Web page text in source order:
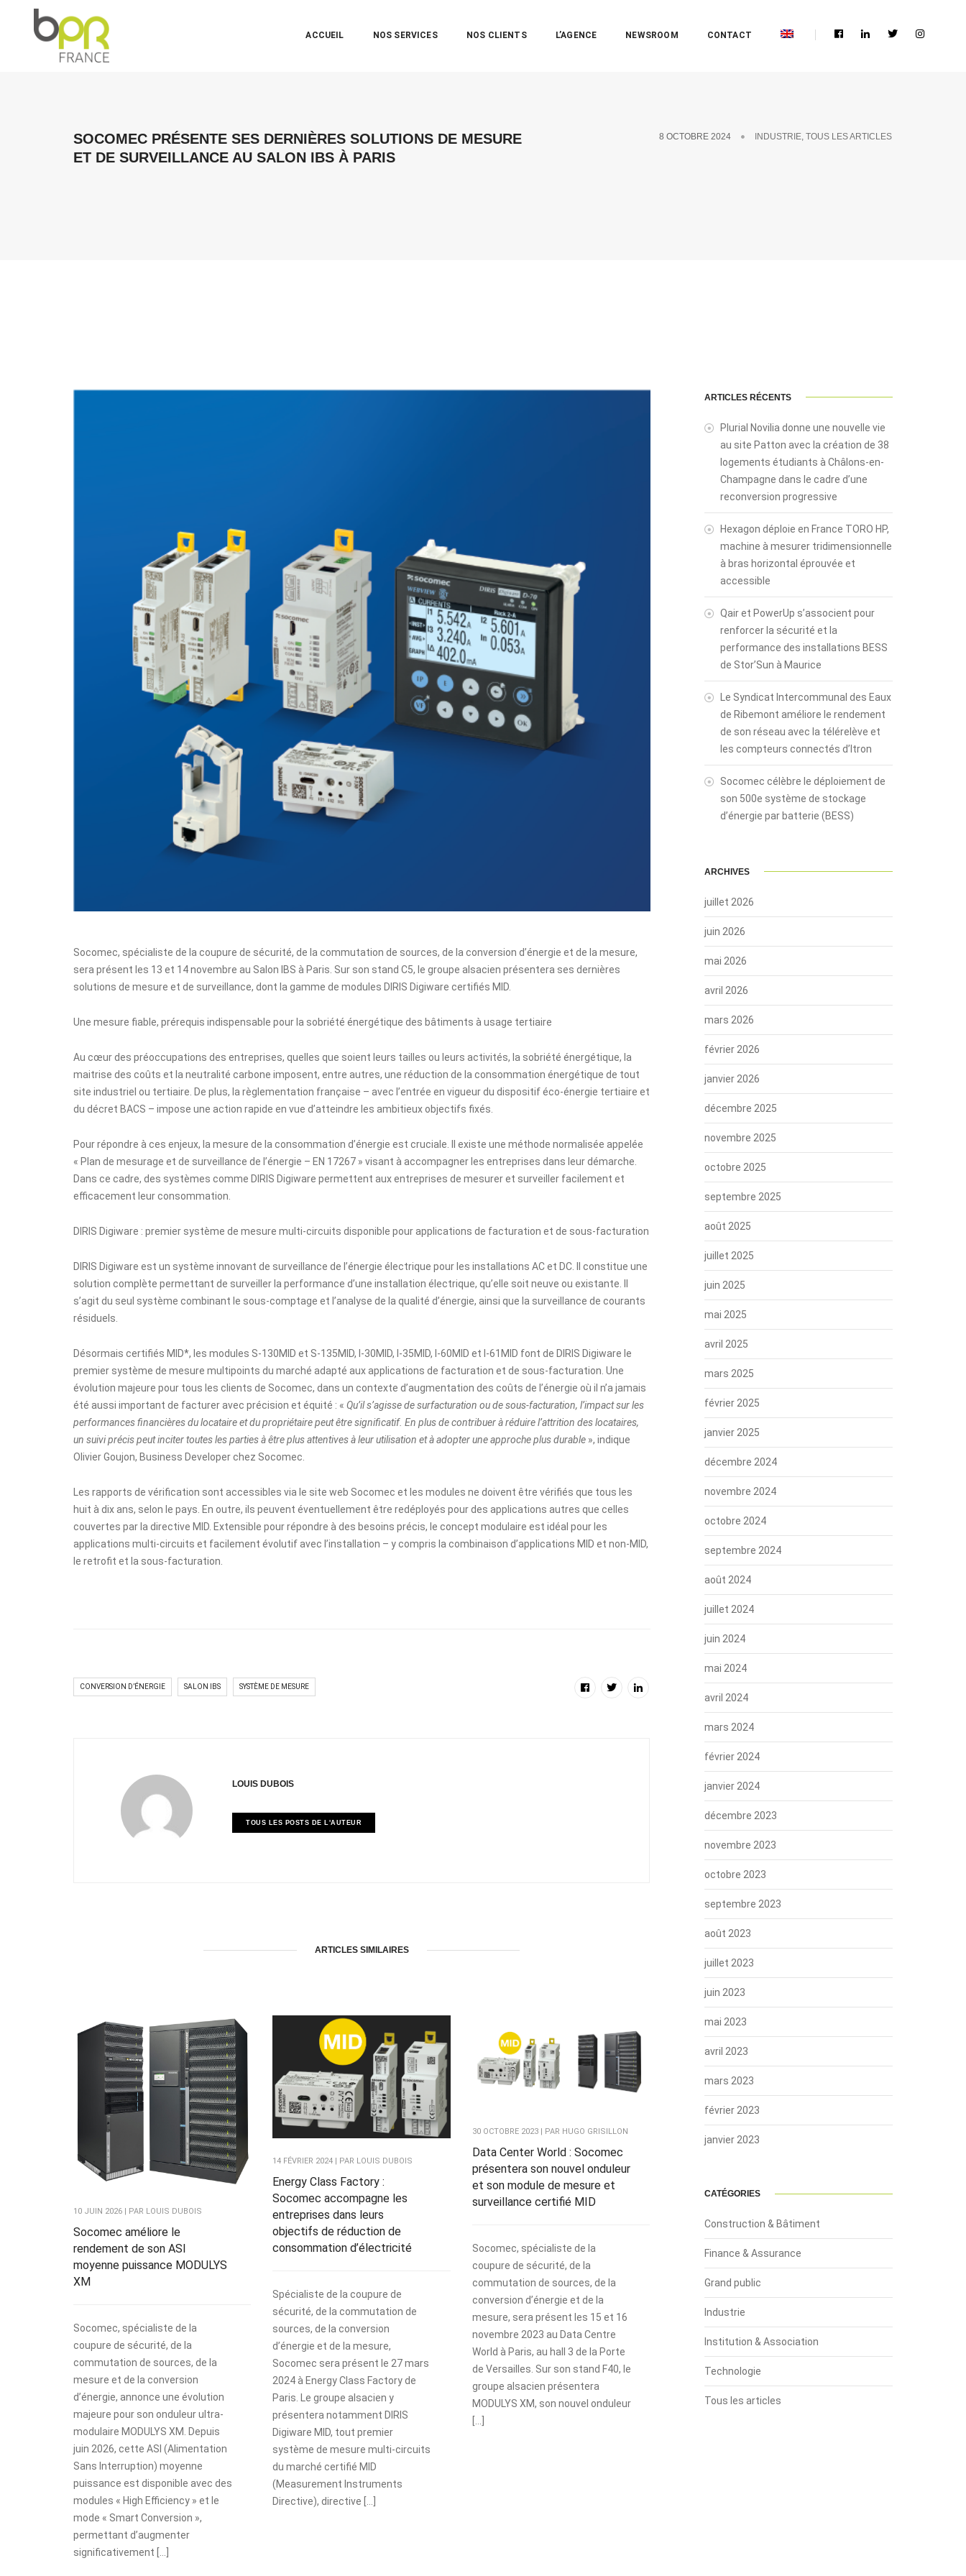
ACCUEIL NOS SERVICES NOS CLIENTS L’AGENCE NEWSROOM CONTACT
SOCOMEC PRÉSENTE SES DERNIÈRES SOLUTIONS DE MESURE
ET DE SURVEILLANCE AU SALON IBS À PARIS
8 OCTOBRE 2024 INDUSTRIE, TOUS LES ARTICLES
Socomec, spécialiste de la coupure de sécurité, de la commutation de sources, de la conversion d’énergie et de la mesure,
sera présent les 13 et 14 novembre au Salon IBS à Paris. Sur son stand C5, le groupe alsacien présentera ses dernières
solutions de mesure et de surveillance, dont la gamme de modules DIRIS Digiware certifiés MID
Une mesure fiable, prérequis indispensable pour la sobriété énergétique des bâtiments à usage tertiaire
Au cœur des préoccupations des entreprises, quelles que soient leurs tailles ou leurs activités, la sobriété énergétique, la
maitrise des coûts et la neutralité carbone imposent, entre autres, une réduction de la consommation énergétique de tout
site industriel ou tertiaire. De plus, la règlementation française – avec l’entrée en vigueur du dispositif éco-énergie tertiaire et
du décret BACS – impose une action rapide en vue d’atteindre les ambitieux objectifs fixés.
Pour répondre à ces enjeux, la mesure de la consommation d’énergie est cruciale. Il existe une méthode normalisée appelée
« Plan de mesurage et de surveillance de l’énergie – EN 17267 » visant à accompagner les entreprises dans leur démarche.
Dans ce cadre, des systèmes comme DIRIS Digiware permettent aux entreprises de mesurer et surveiller facilement et
efficacement leur consommation.
DIRIS Digiware : premier système de mesure multi-circuits disponible pour applications de facturation et de sous-facturation
DIRIS Digiware est un système innovant de surveillance de l’énergie électrique pour les installations AC et DC. Il constitue une
solution complète permettant de surveiller la performance d’une installation électrique, qu’elle soit neuve ou existante. Il
s’agit du seul système combinant le sous-comptage et l’analyse de la qualité d’énergie, ainsi que la surveillance de courants
résiduels.
Désormais certifiés MID*, les modules S-130MID et S-135MID, I-30MID, I-35MID, I-60MID et I-61MID font de DIRIS Digiware le
premier système de mesure multipoints du marché adapté aux applications de facturation et de sous-facturation. Une
évolution majeure pour tous les clients de Socomec, dans un contexte d’augmentation des coûts de l’énergie où il n’a jamais
été aussi important de facturer avec précision et équité : « Qu’il s’agisse de surfacturation ou de sous-facturation, l’impact sur les
performances financières du locataire et du propriétaire peut être significatif. En plus de contribuer à réduire l’attrition des locataires,
un suivi précis peut inciter toutes les parties à être plus attentives à leur utilisation et à adopter une approche plus durable », indique
Olivier Goujon, Business Developerchez Socomec.
Les rapports de vérification sont accessibles via le site web Socomec et les modules ne doivent être vérifiés que tous les
huit à dix ans, selon le pays. En outre, ils peuvent éventuellement être redéployés pour des applications autres que celles
couvertes par la directive MID. Extensible pour répondre à des besoins précis, le concept modulaire est idéal pour les
applications multi-circuits et facilement évolutif avec l’installation – y compris la combinaison d’applications MID et non-MID,
le retrofit et la sous-facturation.
CONVERSION D’ÉNERGIE SALON IBS SYSTÈME DE MESURE
LOUIS DUBOIS
TOUS LES POSTS DE L'AUTEUR
ARTICLES SIMILAIRES
10 JUIN 2026 | PAR LOUIS DUBOIS
Socomec améliore le
rendement de son ASI
moyenne puissance MODULYS
XM
Socomec, spécialiste de la
coupure de sécurité, de la
commutation de sources, de la
mesure et de la conversion
d’énergie, annonce une évolution
majeure pour son onduleur ultra-
modulaire MODULYS XM. Depuis
juin 2026, cette ASI (Alimentation
Sans Interruption) moyenne
puissance est disponible avec des
modules « High Efficiency » et le
mode « Smart Conversion »,
permettant d’augmenter
significativement […]
14 FÉVRIER 2024 | PAR LOUIS DUBOIS
Energy Class Factory :
Socomec accompagne les
entreprises dans leurs
objectifs de réduction de
consommation d’électricité
Spécialiste de la coupure de
sécurité, de la commutation de
sources, de la conversion
d’énergie et de la mesure,
Socomec sera présent le 27 mars
2024 à Energy Class Factory de
Paris. Le groupe alsacien y
présentera notamment DIRIS
Digiware MID, tout premier
système de mesure multi-circuits
du marché certifié MID
(Measurement Instruments
Directive), directive […]
30 OCTOBRE 2023 | PAR HUGO GRISILLON
Data Center World : Socomec
présentera son nouvel onduleur
et son module de mesure et
surveillance certifié MID
Socomec, spécialiste de la
coupure de sécurité, de la
commutation de sources, de la
conversion d’énergie et de la
mesure, sera présent les 15 et 16
novembre 2023 au Data Centre
World à Paris, au hall 3 de la Porte
de Versailles. Sur son stand F40, le
groupe alsacien présentera
MODULYS XM, son nouvel onduleur
[…]
ARTICLES RÉCENTS
Plurial Novilia donne une nouvelle vie
au site Patton avec la création de 38
logements étudiants à Châlons-en-
Champagne dans le cadre d’une
reconversion progressive
Hexagon déploie en France TORO HP,
machine à mesurer tridimensionnelle
à bras horizontal éprouvée et
accessible
Qair et PowerUp s’associent pour
renforcer la sécurité et la
performance des installations BESS
de Stor’Sun à Maurice
Le Syndicat Intercommunal des Eaux
de Ribemont améliore le rendement
de son réseau avec la télérelève et
les compteurs connectés d’Itron
Socomec célèbre le déploiement de
son 500e système de stockage
d’énergie par batterie (BESS)
ARCHIVES
juillet 2026
juin 2026
mai 2026
avril 2026
mars 2026
février 2026
janvier 2026
décembre 2025
novembre 2025
octobre 2025
septembre 2025
août 2025
juillet 2025
juin 2025
mai 2025
avril 2025
mars 2025
février 2025
janvier 2025
décembre 2024
novembre 2024
octobre 2024
septembre 2024
août 2024
juillet 2024
juin 2024
mai 2024
avril 2024
mars 2024
février 2024
janvier 2024
décembre 2023
novembre 2023
octobre 2023
septembre 2023
août 2023
juillet 2023
juin 2023
mai 2023
avril 2023
mars 2023
février 2023
janvier 2023
CATÉGORIES
Construction & Bâtiment
Finance & Assurance
Grand public
Industrie
Institution & Association
Technologie
Tous les articles